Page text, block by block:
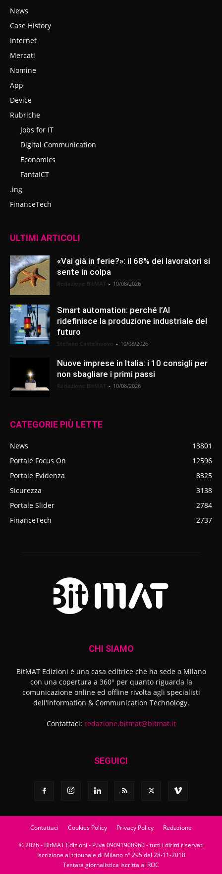
News
Case History
Internet
Mercati
Nomine
App
Device
Rubriche
Jobs for IT
Digital Communication
Economics
FantaICT
.ing
FinanceTech
ULTIMI ARTICOLI
«Vai già in ferie?»: il 68% dei lavoratori si
sente in colpa
- 10/08/2026
Smart automation: perché l’AI
ridefinisce la produzione industriale del
futuro
- 10/08/2026
Nuove imprese in Italia: i 10 consigli per
non sbagliare i primi passi
- 10/08/2026
CATEGORIE PIÙ LETTE
News
13801
Portale Focus On
12596
Portale Evidenza
8325
Sicurezza
3138
Portale Slider
2784
FinanceTech
2737
CHI SIAMO
BitMAT Edizioni è una casa editrice che ha sede a Milano
con una copertura a 360° per quanto riguarda la
comunicazione online ed offline rivolta agli specialisti
dell'lnformation & Communication Technology.
Contattaci: redazione.bitmat@bitmat.it
SEGUICI
Contattaci Cookies Policy Privacy Policy Redazione
© 2026 - BitMAT Edizioni - P.Iva 09091900960 - tutti i diritti riservati
Iscrizione al tribunale di Milano n° 295 del 28-11-2018
Testata giornalistica iscritta al ROC